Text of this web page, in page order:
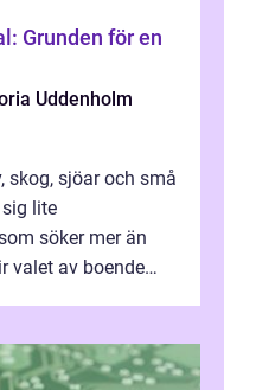
Grunden för en
Uddenholm
skog, sjöar och små
lite
söker mer än
valet av boende